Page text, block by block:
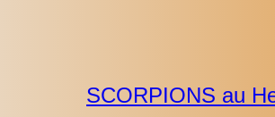
SCORPIONS au